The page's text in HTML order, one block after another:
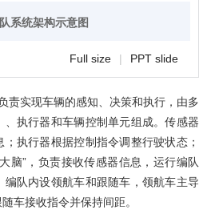
系统架构示意图
Full size | PPT slide
责实现车辆的感知、决策和执行，由多
执行器和车辆控制单元组成。传感器
执行器根据控制指令调整行驶状态；
脑”，负责接收传感器信息，运行编队
队内设领航车和跟随车，领航车主导
车接收指令并保持间距。